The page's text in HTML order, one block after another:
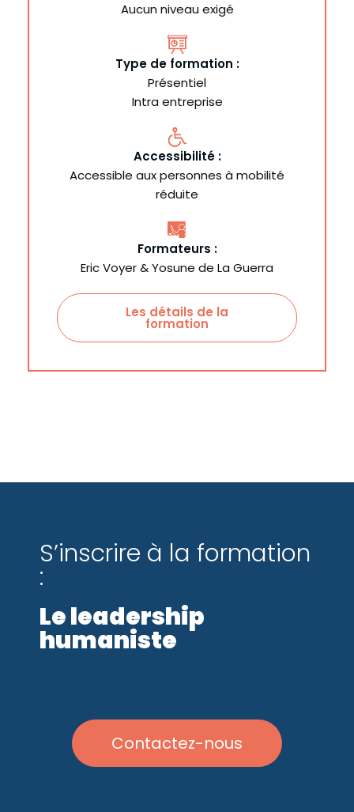
Aucun niveau exigé
Type de formation :
Présentiel
Intra entreprise
Accessibilité :
Accessible aux personnes à mobilité
réduite
Formateurs :
Eric Voyer & Yosune de La Guerra
Les détails de la
formation
S’inscrire à la formation
:
Le leadership
humaniste
Contactez-nous